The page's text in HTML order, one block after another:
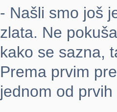
- Našli smo još
zlata. Ne
kako se sazna,
Prema prvim
jednom od